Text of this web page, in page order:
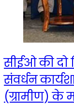
सीईओ की दो
संवर्धन
(ग्रामीण) के